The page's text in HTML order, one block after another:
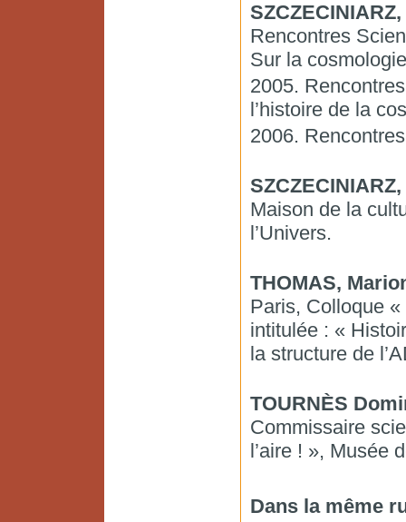
Rencontres
Sur la cosmologie
2005.
l’histoire de la
2006.
Maison de la
l’Univers.
THOMAS,
Paris, Colloque
intitulée : «
la structure de
TOURNÈS
Commissaire
l’aire ! », Musée
Dans la même